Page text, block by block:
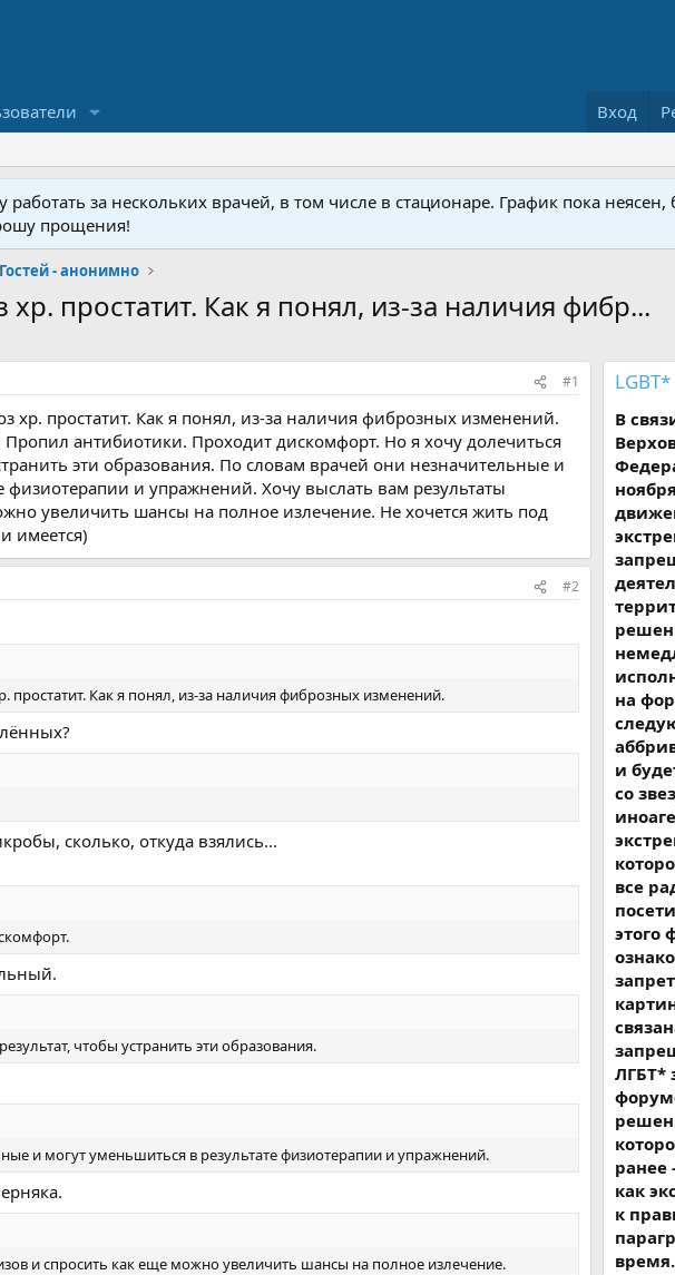
Вход
за нескольких врачей, в том числе в стационаре. График пока неясен,
прощения!
- анонимно
простатит. Как я понял, из-за наличия фибр...
#1
хр. простатит. Как я понял, из-за наличия фиброзных изменений.
антибиотики. Проходит дискомфорт. Но я хочу долечиться
эти образования. По словам врачей они незначительные и
физиотерапии и упражнений. Хочу выслать вам результаты
увеличить шансы на полное излечение. Не хочется жить под
имеется)
#2
простатит. Как я понял, из-за наличия фиброзных изменений.
сколько, откуда взялись...
чтобы устранить эти образования.
и могут уменьшиться в результате физиотерапии и упражнений.
и спросить как еще можно увеличить шансы на полное излечение.
LGBT*
В
на
и
со
все
этого
ЛГБТ*
ранее
как
к
время.